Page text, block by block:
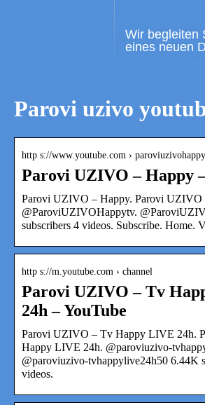
Wir begleiten
eines neuen
Parovi uzivo
http s://www.youtube.com ›
Parovi UZIVO – Happy
Parovi UZIVO – Happy. Parovi UZIVO
@ParoviUZIVOHappytv.
subscribers 4 videos. Subscribe. Home.
http s://m.youtube.com › channel
Parovi UZIVO – Tv
24h – YouTube
Parovi UZIVO – Tv Happy LIVE 24h.
Happy LIVE 24h. @paroviuzivo-
@paroviuzivo-tvhappylive24h50 6.44K
videos.